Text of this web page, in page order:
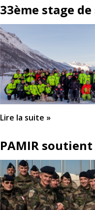
33ème stage
Lire la suite »
PAMIR